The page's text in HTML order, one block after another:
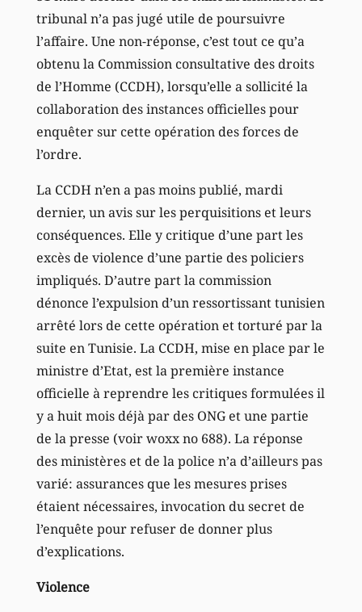
tribunal n’a pas jugé utile de poursuivre
l’affaire. Une non-réponse, c’est tout ce qu’a
obtenu la Commission consultative des droits
de l’Homme (CCDH), lorsqu’elle a sollicité la
collaboration des instances officielles pour
enquêter sur cette opération des forces de
l’ordre.
La CCDH n’en a pas moins publié, mardi
dernier, un avis sur les perquisitions et leurs
conséquences. Elle y critique d’une part les
excès de violence d’une partie des policiers
impliqués. D’autre part la commission
dénonce l’expulsion d’un ressortissant tunisien
arrêté lors de cette opération et torturé par la
suite en Tunisie. La CCDH, mise en place par le
ministre d’Etat, est la première instance
officielle à reprendre les critiques formulées il
y a huit mois déjà par des ONG et une partie
de la presse (voir woxx no 688). La réponse
des ministères et de la police n’a d’ailleurs pas
varié: assurances que les mesures prises
étaient nécessaires, invocation du secret de
l’enquête pour refuser de donner plus
d’explications.
Violence